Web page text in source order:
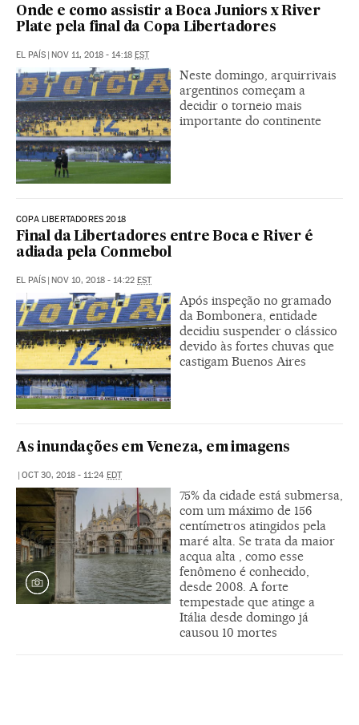
Onde e como assistir a Boca Juniors x River
Plate pela final da Copa Libertadores
EL PAÍS | NOV 11, 2018 - 14:18 EST
Neste domingo, arquirrivais
argentinos começam a
decidir o torneio mais
importante do continente
COPA LIBERTADORES 2018
Final da Libertadores entre Boca e River é
adiada pela Conmebol
EL PAÍS | NOV 10, 2018 - 14:22 EST
Após inspeção no gramado
da Bombonera, entidade
decidiu suspender o clássico
devido às fortes chuvas que
castigam Buenos Aires
As inundações em Veneza, em imagens
| OCT 30, 2018 - 11:24 EDT
75% da cidade está submersa,
com um máximo de 156
centímetros atingidos pela
maré alta. Se trata da maior
acqua alta , como esse
fenômeno é conhecido,
desde 2008. A forte
tempestade que atinge a
Itália desde domingo já
causou 10 mortes